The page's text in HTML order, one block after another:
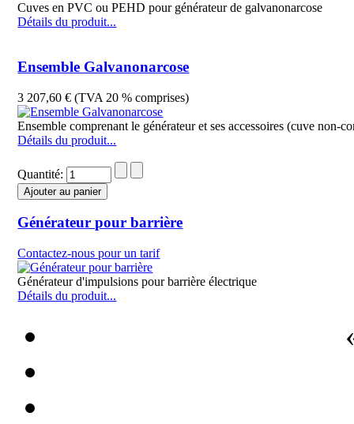
Cuves en PVC ou PEHD pour générateur de galvanonarcose
Détails du produit...
Ensemble Galvanonarcose
3 207,60 € (TVA 20 % comprises)
Ensemble comprenant le générateur et ses accessoires (cuve non-
Détails du produit...
Quantité:
Générateur pour barrière
Contactez-nous pour un tarif
Générateur d'impulsions pour barrière électrique
Détails du produit...